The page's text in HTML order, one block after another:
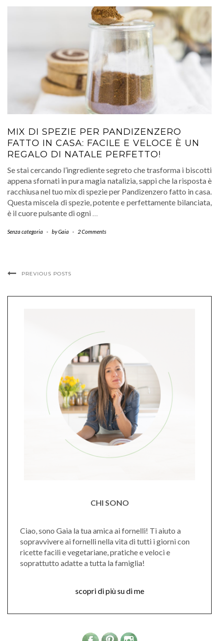
MIX DI SPEZIE PER PANDIZENZERO
FATTO IN CASA: FACILE E VELOCE È UN
REGALO DI NATALE PERFETTO!
Se stai cercando l’ingrediente segreto che trasforma i biscotti
appena sfornati in pura magia natalizia, sappi che la risposta è
racchiusa nel tuo mix di spezie per Pandizenzero fatto in casa.
Questa miscela di spezie, potente e perfettamente bilanciata,
è il cuore pulsante di ogni …
Senza categoria - byGaia - 2 Comments
PREVIOUS POSTS
CHI SONO
Ciao, sono Gaia la tua amica ai fornelli! Ti aiuto a
sopravvivere ai fornelli nella vita di tutti i giorni con
ricette facili e vegetariane, pratiche e veloci e
soprattutto adatte a tutta la famiglia!
scopri di più su di me